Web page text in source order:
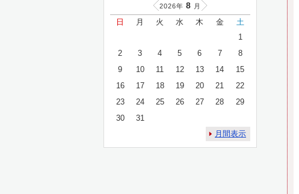
2026年 8 月
日 月 火 水 木 金
土
1
2
3 4 5 6 7
8
9
10 11 12 13 14
15
16
17 18 19 20 21
22
23
24 25 26 27 28
29
30
31
月間表示